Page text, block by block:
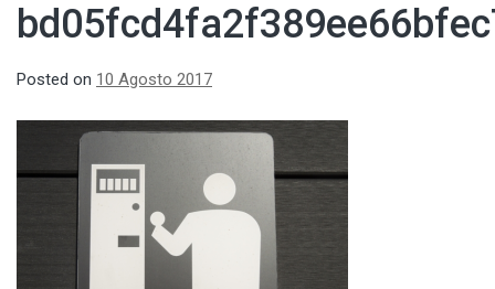
Posted on 10 Agosto 2017